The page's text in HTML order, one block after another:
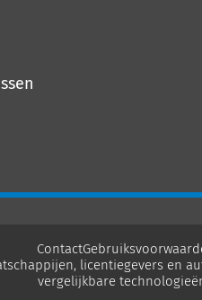
Contact
licentiegevers en
vergelijkbare